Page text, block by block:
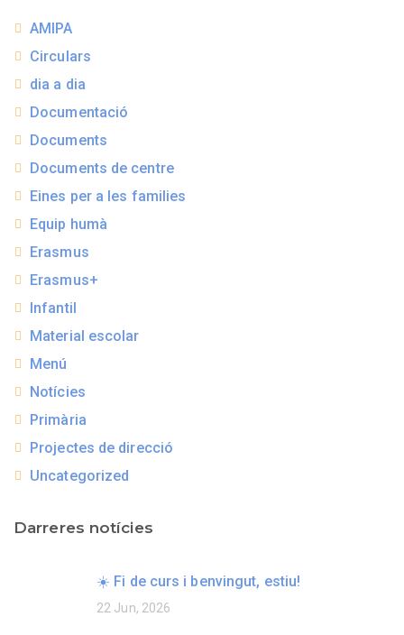
AMIPA
Circulars
dia a dia
Documentació
Documents
Documents de centre
Eines per a les families
Equip humà
Erasmus
Erasmus+
Infantil
Material escolar
Menú
Notícies
Primària
Projectes de direcció
Uncategorized
Darreres notícies
☀️ Fi de curs i benvingut, estiu!
22 Jun, 2026